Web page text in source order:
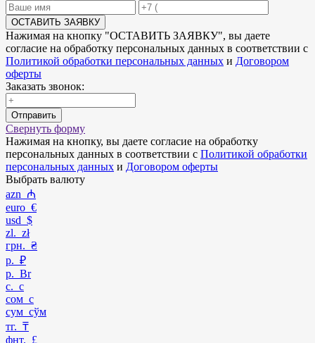
ОСТАВИТЬ ЗАЯВКУ
Нажимая на кнопку "ОСТАВИТЬ ЗАЯВКУ", вы даете
согласие на обработку персональных данных в соответствии с
Политикой обработки персональных данных и Договором
оферты
Заказать звонок:
Отправить
Свернуть форму
Нажимая на кнопку, вы даете согласие на обработку
персональных данных в соответствии с Политикой обработки
персональных данных и Договором оферты
Выбрать валюту
azn ₼
euro €
usd $
zl. zł
грн. ₴
р. ₽
р. Br
с. с
сом с
сум сўм
тг. ₸
фнт. £